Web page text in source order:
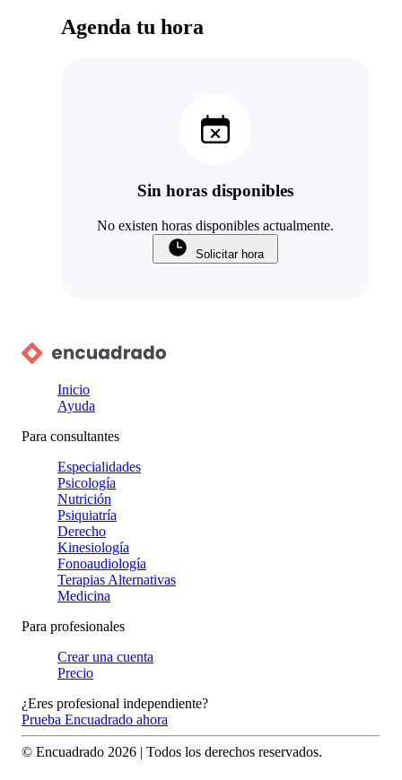
Agenda tu hora
Sin horas disponibles
No existen horas disponibles actualmente.
Solicitar hora
Inicio
Ayuda
Para consultantes
Especialidades
Psicología
Nutrición
Psiquiatría
Derecho
Kinesiología
Fonoaudiología
Terapias Alternativas
Medicina
Para profesionales
Crear una cuenta
Precio
¿Eres profesional independiente?
Prueba Encuadrado ahora
© Encuadrado 2026 | Todos los derechos reservados.